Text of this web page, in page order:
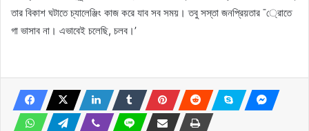
তার বিকাশ ঘটাতে চ্যালেঞ্জিং কাজ করে যাব সব সময়। তবু সস্তা জনপ্রিয়তার ¯্রােতে
গা ভাসাব না। এভাবেই চলেছি, চলব।’